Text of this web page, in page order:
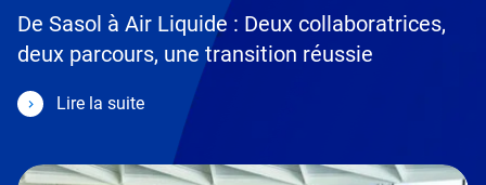
De Sasol à Air Liquide : Deux collaboratrices,
deux parcours, une transition réussie
Lire la suite